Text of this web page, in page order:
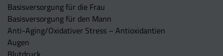
Basisversorgung für die Frau
Basisversorgung für den Mann
Anti-Aging/Oxidativer Stress – Antioxidantien
Augen